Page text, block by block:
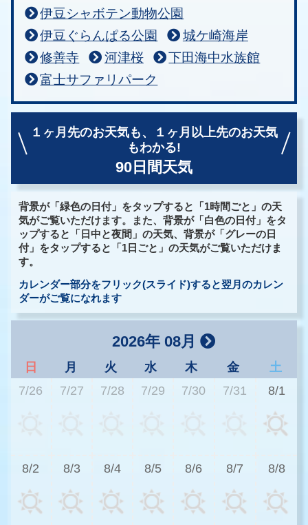
伊豆シャボテン動物公園
伊豆ぐらんぱる公園
城ケ崎海岸
修善寺
河津桜
下田海中水族館
富士サファリパーク
１ヶ月先のお天気も、
１ヶ月以上先のお天気
もわかる!
90日間天気
背景が「緑色の日付」をタップすると「1時間ごと」の天
気がご覧いただけます。また、背景が「白色の日付」をタ
ップすると「日中と夜間」の天気、背景が「グレーの日
付」をタップすると「1日ごと」の天気がご覧いただけま
す。
カレンダー部分をフリック(スライド)すると翌月のカレン
ダーがご覧になれます
2026年 08月
日 月 火 水 木 金
土
7/26
7/27 7/28 7/29 7/30 7/31 8/1
8/2 8/3 8/4 8/5 8/6 8/7 8/8